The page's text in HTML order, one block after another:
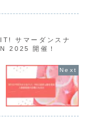
サマーダンスナ
2025 開催！